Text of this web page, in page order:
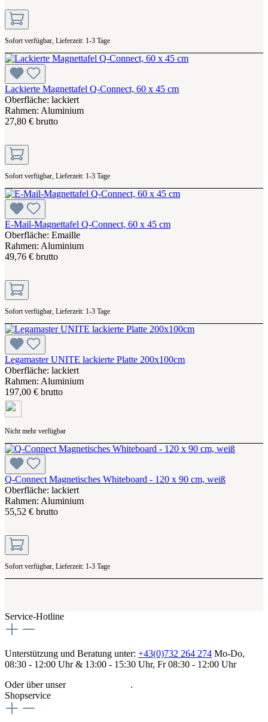
Sofort verfügbar, Lieferzeit: 1-3 Tage
Lackierte Magnettafel Q-Connect, 60 x 45 cm
Oberfläche: lackiert
Rahmen: Aluminium
27,80 € brutto
Sofort verfügbar, Lieferzeit: 1-3 Tage
E-Mail-Magnettafel Q-Connect, 60 x 45 cm
Oberfläche: Emaille
Rahmen: Aluminium
49,76 € brutto
Sofort verfügbar, Lieferzeit: 1-3 Tage
Legamaster UNITE lackierte Platte 200x100cm
Oberfläche: lackiert
Rahmen: Aluminium
197,00 € brutto
Nicht mehr verfügbar
Q-Connect Magnetisches Whiteboard - 120 x 90 cm, weiß
Oberfläche: lackiert
Rahmen: Aluminium
55,52 € brutto
Sofort verfügbar, Lieferzeit: 1-3 Tage
Service-Hotline
Unterstützung und Beratung unter: +43(0)732 264 274 Mo-Do,
08:30 - 12:00 Uhr & 13:00 - 15:30 Uhr, Fr 08:30 - 12:00 Uhr
Oder über unser
.
Shopservice